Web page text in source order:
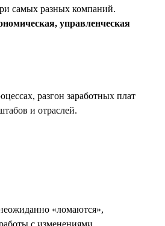
самых разных компаний.
управленческая
разгон заработных плат
и отраслей.
«ломаются»,
с изменениями